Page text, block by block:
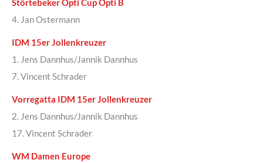
Störtebeker Opti Cup Opti B
4. Jan Ostermann
IDM 15er Jollenkreuzer
1. Jens Dannhus/Jannik Dannhus
7. Vincent Schrader
Vorregatta IDM 15er Jollenkreuzer
2. Jens Dannhus/Jannik Dannhus
17. Vincent Schrader
WM Damen Europe